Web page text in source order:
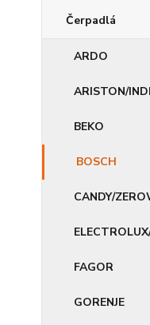
Čerpadlá
ARDO
ARISTON/
BEKO
BOSCH
CANDY/
FAGOR
GORENJE